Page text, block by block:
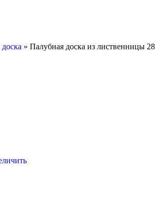
» Палубная доска из лиственницы